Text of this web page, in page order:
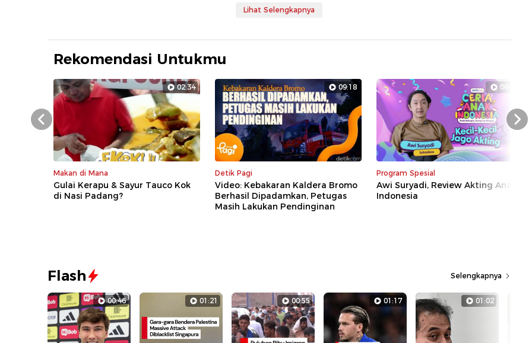
Lihat Selengkapnya
Rekomendasi Untukmu
02:34
Makan di Mana
Gulai Kerapu & Sayur Tauco Kok
di Nasi Padang?
09:18
Detik Pagi
Video: Kebakaran Kaldera Bromo
Berhasil Dipadamkan, Petugas
Masih Lakukan Pendinginan
06:35
Program Spesial
Awi Suryadi, Review Akting Anak
Indonesia
Prev Next
Flash Selengkapnya
00:46 01:21 00:55 01:17 01:02